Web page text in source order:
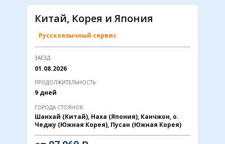
Китай, Корея и Япония
Русскоязычный сервис
ЗАЕЗД:
01.08.2026
ПРОДОЛЖИТЕЛЬНОСТЬ:
9 ​дней
ГОРОДА СТОЯНОК:
Шанхай (Китай), Наха (Япония), Канчжон, о.
Чеджу (Южная Корея), Пусан (Южная Корея)